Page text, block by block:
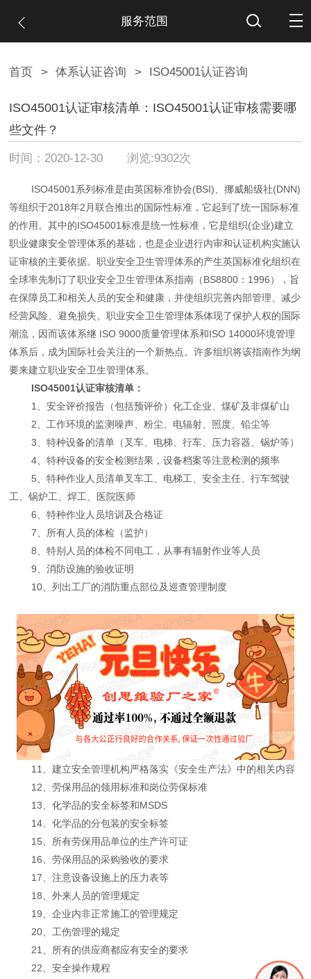
服务范围
首页 > 体系认证咨询 > ISO45001认证咨询
ISO45001认证审核清单：ISO45001认证审核需要哪
些文件？
时间：2020-12-30 浏览:9302次
ISO45001系列标准是由英国标准协会(BSI)、挪威船级社(DNN)
等组织于2018年2月联合推出的国际性标准，它起到了统一国际标准
的作用。其中的ISO45001标准是统一性标准，它是组织(企业)建立
职业健康安全管理体系的基础，也是企业进行内审和认证机构实施认
证审核的主要依据。职业安全卫生管理体系的产生英国标准化组织在
全球率先制订了职业安全卫生管理体系指南（BS8800：1996），旨
在保障员工和相关人员的安全和健康，并使组织完善内部管理、减少
经营风险、避免损失。职业安全卫生管理体系体现了保护人权的国际
潮流，因而该体系继 ISO 9000质量管理体系和ISO 14000环境管理
体系后，成为国际社会关注的一个新热点。许多组织将该指南作为纲
要来建立职业安全卫生管理体系。
ISO45001认证审核清单：
1、安全评价报告（包括预评价）化工企业、煤矿及非煤矿山
2、工作环境的监测噪声、粉尘、电辐射、照度、铅尘等
3、特种设备的清单（叉车、电梯、行车、压力容器、锅炉等）
4、特种设备的安全检测结果，设备档案等注意检测的频率
5、特种作业人员清单叉车工、电梯工、安全主任、行车驾驶
工、锅炉工、焊工、医院医师
6、特种作业人员培训及合格证
7、所有人员的体检（监护）
8、特别人员的体检不同电工，从事有辐射作业等人员
9、消防设施的验收证明
10、列出工厂的消防重点部位及巡查管理制度
11、建立安全管理机构严格落实《安全生产法》中的相关内容
12、劳保用品的领用标准和岗位劳保标准
13、化学品的安全标签和MSDS
14、化学品的分包装的安全标签
15、所有劳保用品单位的生产许可证
16、劳保用品的采购验收的要求
17、注意设备设施上的压力表等
18、外来人员的管理规定
19、企业内非正常施工的管理规定
20、工伤管理的规定
21、所有的供应商都应有安全的要求
22、安全操作规程